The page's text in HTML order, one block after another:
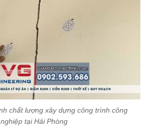
chất lượng xây dựng công trình công
nghiệp tại Hải Phòng